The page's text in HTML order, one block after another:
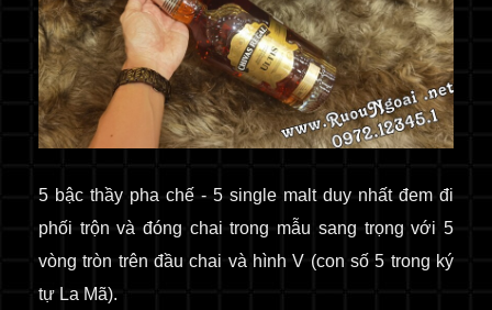
5 bậc thầy pha chế - 5 single malt duy nhất đem đi
phối trộn và đóng chai trong mẫu sang trọng với 5
vòng tròn trên đầu chai và hình V (con số 5 trong ký
tự La Mã).